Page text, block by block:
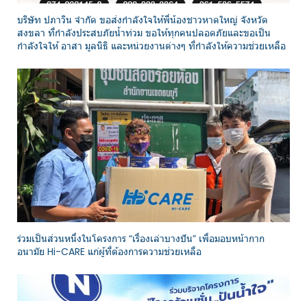
บริษัท ปภาวิน จำกัด ขอส่งกำลังใจให้พี่น้องชาวหาดใหญ่ จังหวัด
สงขลา ที่กำลังประสบภัยน้ำท่วม ขอให้ทุกคนปลอดภัยและขอเป็น
กำลังใจให้ อาสา มูลนิธิ และหน่วยงานต่างๆ ที่กำลังให้ความช่วยเหลือ
ร่วมเป็นส่วนหนึ่งในโครงการ “เรื่องเล่าบางปัน” เพื่อมอบหน้ากาก
อนามัย Hi-CARE แก่ผู้ที่ต้องการความช่วยเหลือ